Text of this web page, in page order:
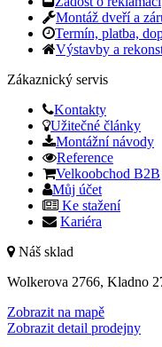
Montáž dveří a
Termín, platba,
Výstavby a
Zákaznický servis
Kontakty
Užitečné články
Montážní návody
Reference
Velkoobchod B2B
Můj účet
Ke stažení
Kariéra
Náš sklad
Wolkerova 2766, Kladno
Zobrazit na mapě
Zobrazit detail prodejny